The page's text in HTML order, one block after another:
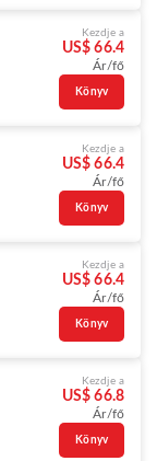
Kezdje a
US$ 66.4
Ár/fő
Könyv
Kezdje a
US$ 66.4
Ár/fő
Könyv
Kezdje a
US$ 66.4
Ár/fő
Könyv
Kezdje a
US$ 66.8
Ár/fő
Könyv